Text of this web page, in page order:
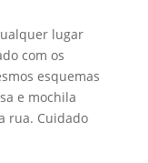
lugar
com os
esquemas
e mochila
rua. Cuidado